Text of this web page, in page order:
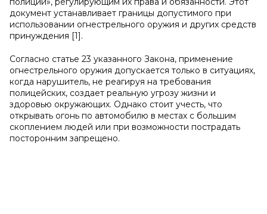
документ устанавливает границы допустимого при
использовании огнестрельного оружия и других средств
принуждения [1].
Согласно статье 23 указанного Закона, применение
огнестрельного оружия допускается только в ситуациях,
когда нарушитель, не реагируя на требования
полицейских, создает реальную угрозу жизни и
здоровью окружающих. Однако стоит учесть, что
открывать огонь по автомобилю в местах с большим
скоплением людей или при возможности пострадать
посторонним запрещено.